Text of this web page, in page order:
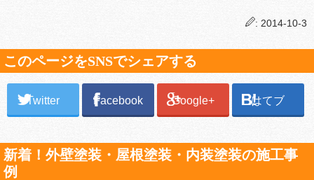
: 2014-10-3
このページをSNSでシェアする
Twitter Facebook Google+ はてブ
新着！外壁塗装・屋根塗装・内装塗装の施工事
例